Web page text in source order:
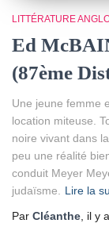
LITTÉRATURE
Ed
(87ème
Une jeune femme
location miteuse.
noire vivant dans
peu une réalité
conduit Meyer
judaïsme.
Lire la
Par Cléanthe , il y a